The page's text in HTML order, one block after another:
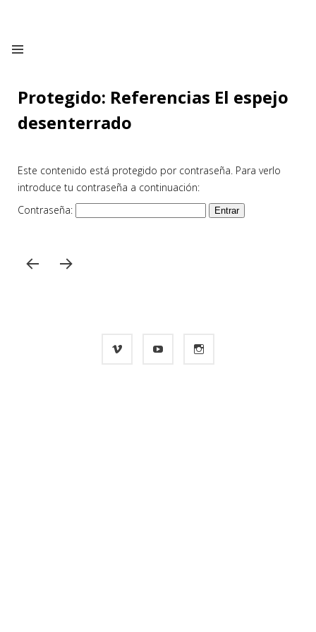
Protegido: Referencias El espejo
desenterrado
Este contenido está protegido por contraseña. Para verlo
introduce tu contraseña a continuación:
Contraseña: